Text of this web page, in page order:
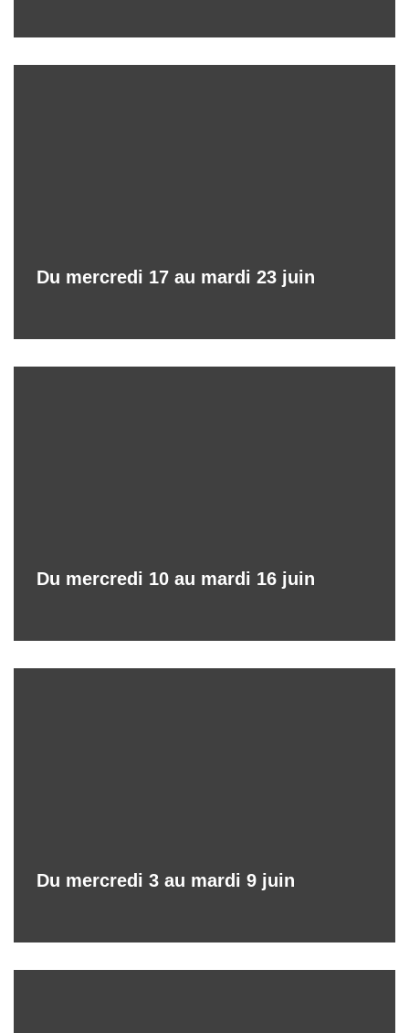
Du mercredi 17 au mardi 23 juin
Du mercredi 10 au mardi 16 juin
Du mercredi 3 au mardi 9 juin